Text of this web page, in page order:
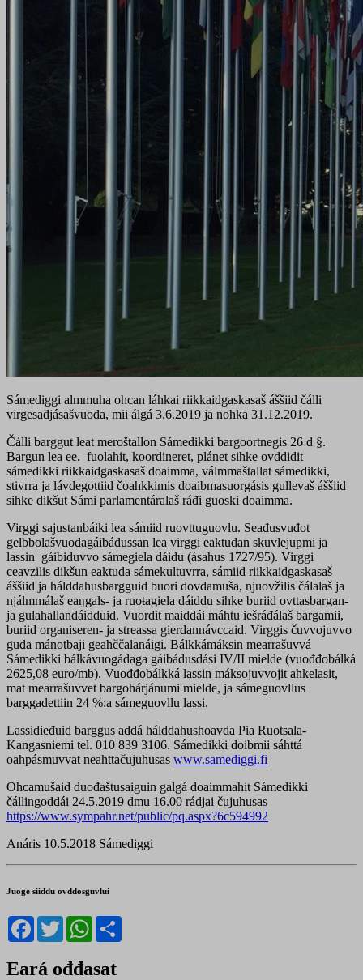
Sámediggi almmuha ohcan láhkai riikkaidgaskasaš áššiid čálli
virgesadjásašvuođa, mii álgá 3.6.2019 ja nohka 31.12.2019.
Čálli barggut leat meroštallon Sámedikki bargoortnegis 26 d §.
Bargun lea ee. fuolahit, koordineret, plánet sihke ovddidit
sámedikki riikkaidgaskasaš doaimma, válmmaštallat sámedikki,
stivrra ja lávdegottiid čoahkkimis doaibmasuorgásis gullevaš áššiid
sihke dikšut Sámi parlamentáralaš ráđi guoski doaimma.
Virggi sajustanbáiki lea sámiid ruovttuguovlu. Seađusvuđot
gelbbolašvuođagáibádussan lea virggi eaktudan skuvlejupmi ja
lassin gáibiduvvo sámegiela dáidu (ásahus 1727/95). Virggi
ceavzilis dikšun eaktuda sámekultuvrra, sámiid riikkaidgaskasaš
áššiid ja hálddahusbargguid buori dovdamuša, njuovžilis čálalaš ja
njálmmálaš eaŋgals- ja ruoŧagiela dáiddu sihke buriid ovttasbargan-
ja gulahallandáidduid. Vuordit maiddái máhtu iešráđálaš bargamii,
buriid organiseren- ja streassa gierdannávccaid. Virggis čuvvojuvvo
guđa mánotbaji geahččalanáigi. Bálkkámáksin mearrašuvvá
Sámedikki bálkávuogádaga gáibádusdási IV/II mielde (vuođđobálká
2625,08 euro/mb). Vuođđobálkká lassin máksojuvvojit ahkelasit,
mat mearrašuvvet bargohárjánumi mielde, ja sámeguovllus
barggadettiin 24 %:a sámeguovllu lassi.
Lassidieđuid barggus addá hálddahushoavda Pia Ruotsala-
Kangasniemi tel. 010 839 3106. Sámedikki doibmii sáhttá
oahpásmuvvat neahttačujuhusas www.samediggi.fi
Ohcamušaid duođaštusaiguin galgá doaimmahit Sámedikki
čállingoddái 24.5.2019 dmu 16.00 rádjai čujuhusas
https://www.sympahr.net/public/pq.aspx?6c594992
Anáris 10.5.2018 Sámediggi
Juoge siiddu ovddosguvlui
Facebook
TwitterWhatsApp
Eará ođđasat